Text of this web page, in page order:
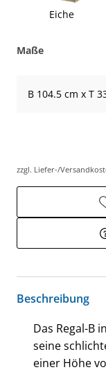
Eiche
Maße
B 104.5 cm x T
zzgl. Liefer-/
Beschreibung
Das Regal-B
seine
einer Höhe